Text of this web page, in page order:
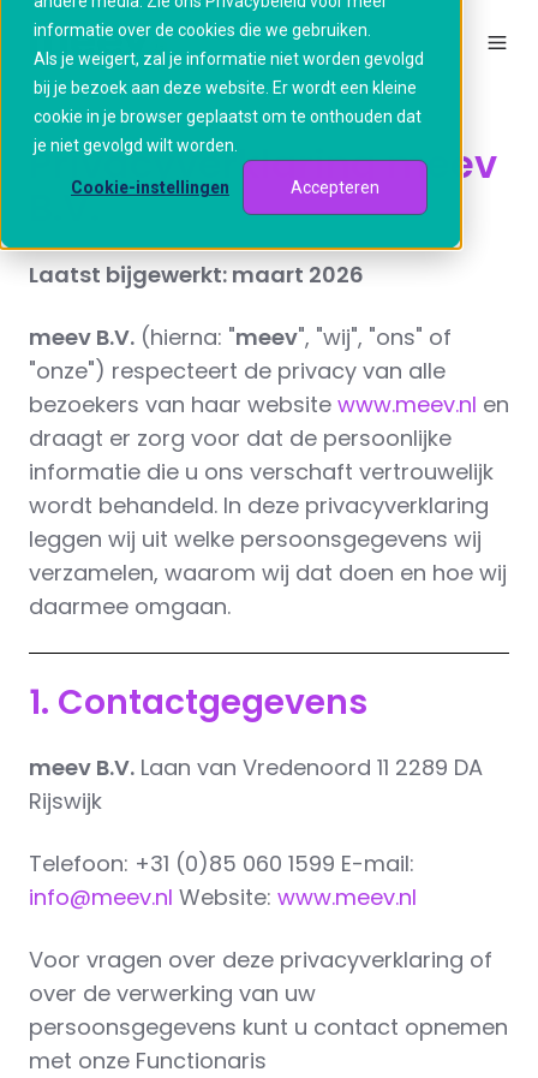
informatie over de cookies die we gebruiken.
Als je weigert, zal je informatie niet worden gevolgd
bij je bezoek aan deze website. Er wordt een kleine
cookie in je browser geplaatst om te onthouden dat
je niet gevolgd wilt worden.
Cookie-instellingen Accepteren
Privacyverklaring meev
B.V.
Laatst bijgewerkt: maart 2026
meev B.V. (hierna: "meev", "wij", "ons" of
"onze") respecteert de privacy van alle
bezoekers van haar website www.meev.nl en
draagt er zorg voor dat de persoonlijke
informatie die u ons verschaft vertrouwelijk
wordt behandeld. In deze privacyverklaring
leggen wij uit welke persoonsgegevens wij
verzamelen, waarom wij dat doen en hoe wij
daarmee omgaan.
1. Contactgegevens
meev B.V. Laan van Vredenoord 11 2289 DA
Rijswijk
Telefoon: +31 (0)85 060 1599 E-mail:
info@meev.nl Website: www.meev.nl
Voor vragen over deze privacyverklaring of
over de verwerking van uw
persoonsgegevens kunt u contact opnemen
met onze Functionaris